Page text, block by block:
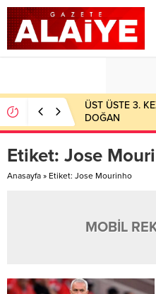
ÜST ÜSTE 3.
DOĞAN
Etiket: Jose
Anasayfa » Etiket: Jose Mourinho
MOBİL